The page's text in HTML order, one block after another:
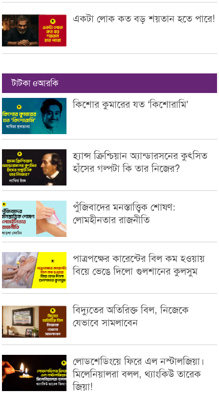
একটা লোক কত বড় শয়তান হতে পারে!
টাটকা eআরকি
কিশোর কুমারের যত ‘কিশোরামি’
হ্যান্স ক্রিশ্চিয়ান অ্যান্ডারসনের কুৎসিত
হাঁসের গল্পটা কি তার নিজের?
পুঁজিবাদের মনস্তাত্ত্বিক শোষণ:
লোমহীনতার রাজনীতি
পাত্রপক্ষের কারেন্টের বিল কম হওয়ায়
বিয়ে ভেঙে দিলো গুলশানের কুলসুম
বিদ্যুতের অতিরিক্ত বিল, নিজেকে
যেভাবে সামলাবেন
লোডশেডিংয়ে ফিরে এল নস্টালজিয়া।
মিলেনিয়ালরা বলল, থ্যাংকিউ তারেক
জিয়া!